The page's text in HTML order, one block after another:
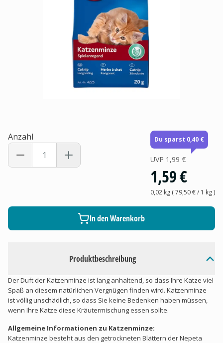
Produktbeschreibung
Der Duft der Katzenminze ist lang anhaltend, so dass Ihre Katze viel
Spaß an diesem natürlichen Vergnügen finden wird. Katzenminze
ist völlig unschädlich, so dass Sie keine Bedenken haben müssen,
wenn Ihre Katze diese Kräutermischung essen sollte.
Allgemeine Informationen zu Katzenminze:
Katzenminze besteht aus den getrockneten Blättern der Nepeta
Anzahl Du sparst 0,40 €
UVP 1,99 €
1,59 €
0,02 kg(79,50 €/ 1 kg)
In den Warenkorb